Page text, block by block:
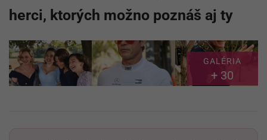
herci, ktorých možno poznáš aj ty
GALÉRIA
+ 30